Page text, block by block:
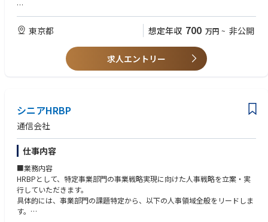
【希望要件】
・ヘッドクオーター（本社）としてのグローバルでのＨＲシステムの導入
経験
・グローバルでのタレントマネジメント領域での業務経験
・グローバルでの経営・人事などに関するプロジェクトリーダー経験
・コンサルタントや経営企画関連部署の経験
東京都 想定年収 700 万円 ~ 非公開
求人エントリー
シニアHRBP
通信会社
仕事内容
■業務内容
HRBPとして、特定事業部門の事業戦略実現に向けた人事戦略を立案・実
行していただきます。
具体的には、事業部門の課題特定から、以下の人事領域全般をリードしま
す。